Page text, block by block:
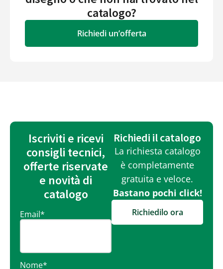
catalogo?
Richiedi un’offerta
Iscriviti e ricevi
consigli tecnici,
offerte riservate
e novità di
catalogo
Email*
Nome*
Richiedi il catalogo
La richiesta catalogo
è completamente
gratuita e veloce.
Bastano pochi click!
Richiedilo ora